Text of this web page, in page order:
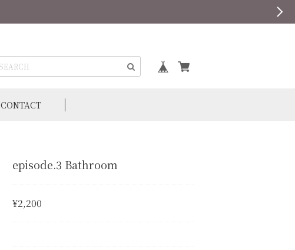
CONTACT
episode.3 Bathroom
¥2,200